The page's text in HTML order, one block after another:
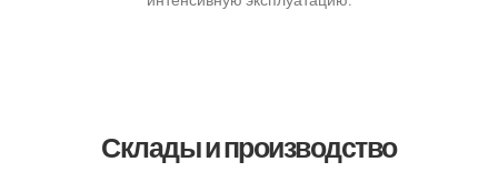
Склады и производство